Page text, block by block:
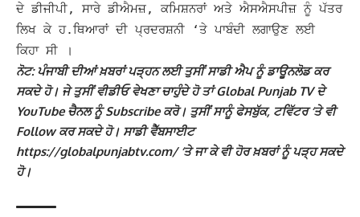
ਦੇ ਡੀਜੀਪੀ, ਸਾਰੇ ਡੀਐਮਜ਼, ਕਮਿਸ਼ਨਰਾਂ ਅਤੇ ਐਸਐਸਪੀਜ਼ ਨੂੰ ਪੱਤਰ
ਲਿਖ ਕੇ ਹ.ਥਿਆਰਾਂ ਦੀ ਪ੍ਰਦਰਸ਼ਨੀ ‘ਤੇ ਪਾਬੰਦੀ ਲਗਾਉਣ ਲਈ
ਕਿਹਾ ਸੀ ।
ਨੋਟ: ਪੰਜਾਬੀ ਦੀਆਂ ਖ਼ਬਰਾਂ ਪੜ੍ਹਨ ਲਈ ਤੁਸੀਂ ਸਾਡੀ ਐਪ ਨੂੰ ਡਾਊਨਲੋਡ ਕਰ
ਸਕਦੇ ਹੋ। ਜੇ ਤੁਸੀਂ ਵੀਡੀਓ ਵੇਖਣਾ ਚਾਹੁੰਦੇ ਹੋ ਤਾਂ Global Punjab TV ਦੇ
YouTube ਚੈਨਲ ਨੂੰ Subscribe ਕਰੋ। ਤੁਸੀਂ ਸਾਨੂੰ ਫੇਸਬੁੱਕ, ਟਵਿੱਟਰ ‘ਤੇ ਵੀ
Follow ਕਰ ਸਕਦੇ ਹੋ। ਸਾਡੀ ਵੈੱਬਸਾਈਟ
https://globalpunjabtv.com/ ‘ਤੇ ਜਾ ਕੇ ਵੀ ਹੋਰ ਖ਼ਬਰਾਂ ਨੂੰ ਪੜ੍ਹ ਸਕਦੇ
ਹੋ।